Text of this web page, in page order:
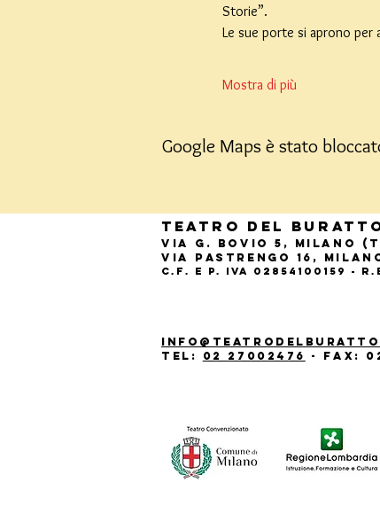
Storie”.
Le sue porte si aprono
Mostra di più
Google Maps è stato
Teatro del
Via G. Bovio 5, Milano
Via Pastrengo 16,
C.F. e P. Iva 02854100159 -
Tel: 02 27002476 - Fax: